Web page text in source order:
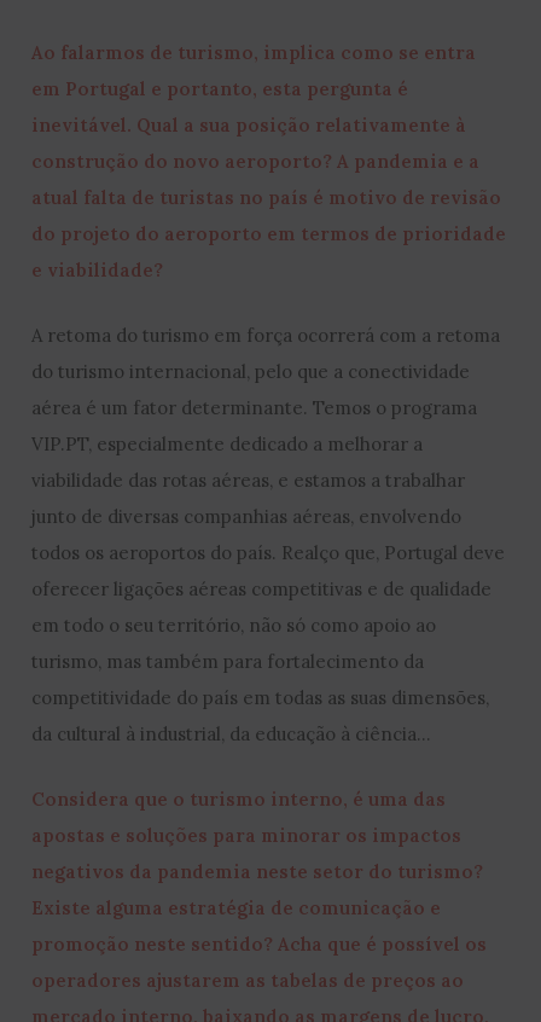
Ao falarmos de turismo, implica como se entra
em Portugal e portanto, esta pergunta é
inevitável. Qual a sua posição relativamente à
construção do novo aeroporto? A pandemia e a
atual falta de turistas no país é motivo de revisão
do projeto do aeroporto em termos de prioridade
e viabilidade?
A retoma do turismo em força ocorrerá com a retoma
do turismo internacional, pelo que a conectividade
aérea é um fator determinante. Temos o programa
VIP.PT, especialmente dedicado a melhorar a
viabilidade das rotas aéreas, e estamos a trabalhar
junto de diversas companhias aéreas, envolvendo
todos os aeroportos do país. Realço que, Portugal deve
oferecer ligações aéreas competitivas e de qualidade
em todo o seu território, não só como apoio ao
turismo, mas também para fortalecimento da
competitividade do país em todas as suas dimensões,
da cultural à industrial, da educação à ciência…
Considera que o turismo interno, é uma das
apostas e soluções para minorar os impactos
negativos da pandemia neste setor do turismo?
Existe alguma estratégia de comunicação e
promoção neste sentido? Acha que é possível os
operadores ajustarem as tabelas de preços ao
mercado interno, baixando as margens de lucro,